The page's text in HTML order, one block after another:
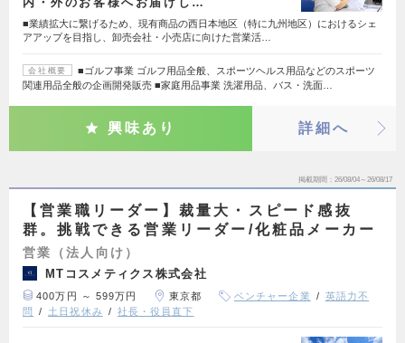
■業績拡大に繋げるため、現有商品の西日本地区（特に九州地区）におけるシェ
アアップを目指し、卸売会社・小売店に向けた営業活…
会社概要
■ゴルフ事業 ゴルフ用品全般、スポーツヘルス用品などのスポーツ
関連用品全般の企画開発販売 ■家庭用品事業 洗濯用品、バス・洗面…
興味あり 詳細へ
掲載期間 26/08/04～26/08/17
【営業職リーダー】裁量大・スピード感抜
群。挑戦できる営業リーダー/化粧品メーカー
営業（法人向け）
MTコスメティクス株式会社
400万円 ～ 599万円 東京都 ベンチャー企業
英語力不
問
土日祝休み 社長・役員直下